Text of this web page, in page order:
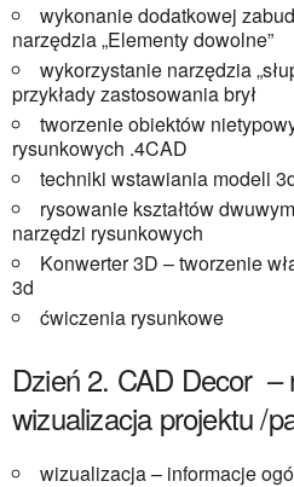
wykonanie dodatkowej
narzędzia „Elementy dowolne”
wykorzystanie narzędzia
przykłady zastosowania brył
tworzenie obiektów
rysunkowych .4CAD
techniki wstawiania modeli
rysowanie kształtów
narzędzi rysunkowych
Konwerter 3D – tworzenie
3d
ćwiczenia rysunkowe
Dzień 2. CAD Decor –
wizualizacja projektu /
wizualizacja – informacje